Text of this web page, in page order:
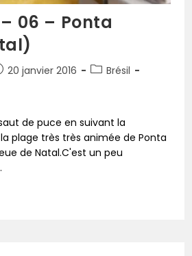
06 – Ponta
20 janvier 2016
Brésil
de puce en suivant la
plage très très animée de Ponta
de Natal.C'est un peu